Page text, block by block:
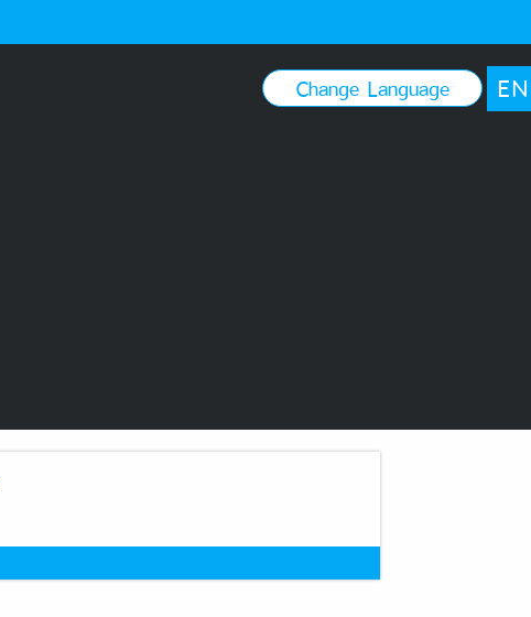
Change Language EN